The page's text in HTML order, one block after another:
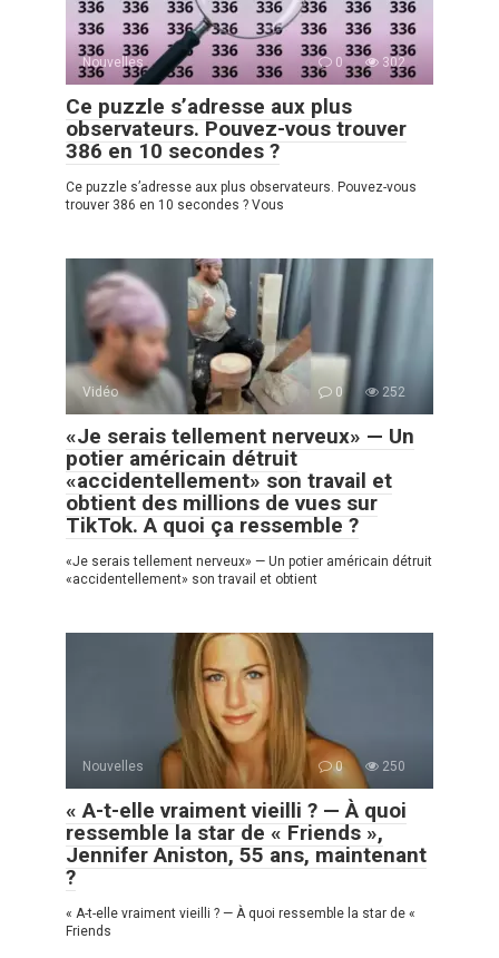
Nouvelles 0 302
Ce puzzle s’adresse aux plus
observateurs. Pouvez-vous trouver
386 en 10 secondes ?
Ce puzzle s’adresse aux plus observateurs. Pouvez-vous
trouver 386 en 10 secondes ? Vous
Vidéo 0 252
«Je serais tellement nerveux» — Un
potier américain détruit
«accidentellement» son travail et
obtient des millions de vues sur
TikTok. A quoi ça ressemble ?
«Je serais tellement nerveux» — Un potier américain détruit
«accidentellement» son travail et obtient
Nouvelles 0 250
« A-t-elle vraiment vieilli ? — À quoi
ressemble la star de « Friends »,
Jennifer Aniston, 55 ans, maintenant
?
« A-t-elle vraiment vieilli ? — À quoi ressemble la star de «
Friends